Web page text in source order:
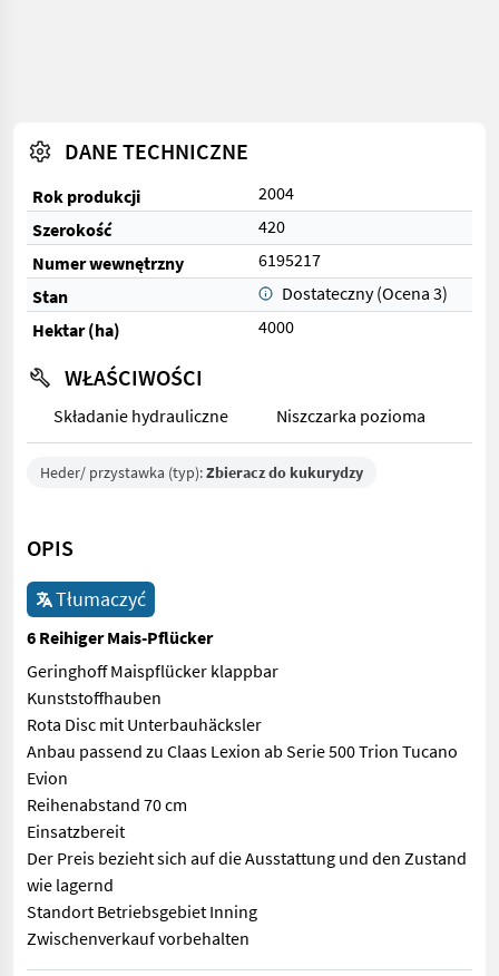
DANE TECHNICZNE
Rok produkcji
2004
Szerokość
420
Numer wewnętrzny
6195217
Stan
Dostateczny (Ocena 3)
Hektar (ha)
4000
WŁAŚCIWOŚCI
Składanie hydrauliczne Niszczarka pozioma
Heder/ przystawka (typ):Zbieracz do kukurydzy
OPIS
Tłumaczyć
6 Reihiger Mais-Pflücker
Geringhoff Maispflücker klappbar
Kunststoffhauben
Rota Disc mit Unterbauhäcksler
Anbau passend zu Claas Lexion ab Serie 500 Trion Tucano
Evion
Reihenabstand 70 cm
Einsatzbereit
Der Preis bezieht sich auf die Ausstattung und den Zustand
wie lagernd
Standort Betriebsgebiet Inning
Zwischenverkauf vorbehalten
Geringhoff Maispflücker klappbar Kunststoffhauben Rota Disc